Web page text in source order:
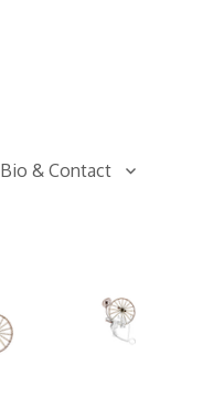
Bio & Contact